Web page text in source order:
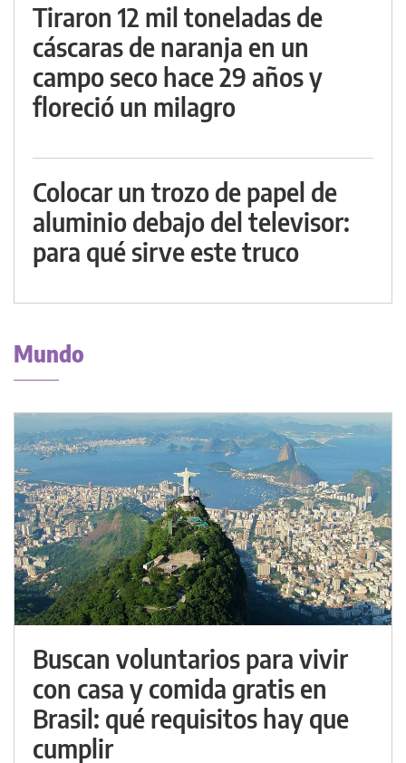
Tiraron 12 mil toneladas de
cáscaras de naranja en un
campo seco hace 29 años y
floreció un milagro
Colocar un trozo de papel de
aluminio debajo del televisor:
para qué sirve este truco
Mundo
Buscan voluntarios para vivir
con casa y comida gratis en
Brasil: qué requisitos hay que
cumplir